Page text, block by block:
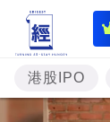
港股IPO